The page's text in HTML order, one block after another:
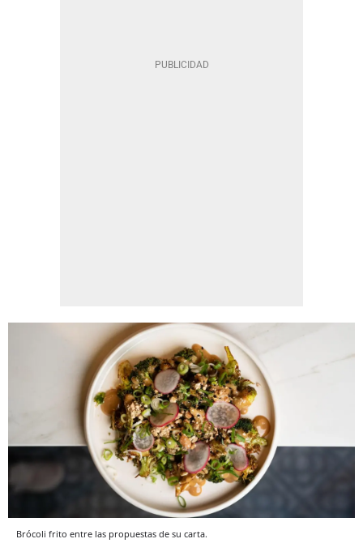
Brócoli frito entre las propuestas de su carta.